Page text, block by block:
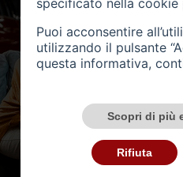
Puoi acconsentire
utilizzando il pulsante
questa informativa,
Scopri di più
Rifiuta